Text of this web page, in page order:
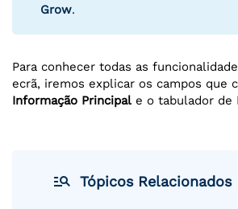
Grow.
Para conhecer todas as
ecrã, iremos explicar os campos que
Informação Principal e o tabulador de
manage_search Tópicos Relacionados